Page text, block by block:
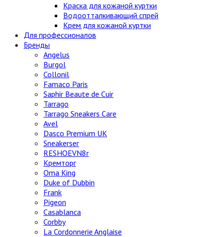
Краска для кожаной куртки
Водоотталкивающий спрей
Крем для кожаной куртки
Для профессионалов
Бренды
Angelus
Burgol
Collonil
Famaco Paris
Saphir Beaute de Cuir
Tarrago
Tarrago Sneakers Care
Avel
Dasco Premium UK
Sneakerser
RESHOEVN8r
Кремторг
Oma King
Duke of Dubbin
Frank
Pigeon
Casablanca
Corbby
La Cordonnerie Anglaise